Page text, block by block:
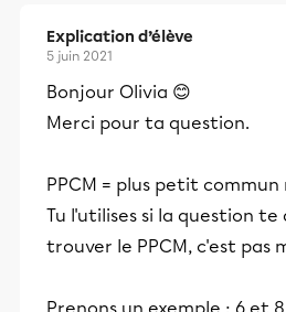
Explication d’élève
5 juin 2021
Bonjour Olivia 😊
Merci pour ta question.
PPCM = plus petit
Tu l'utilises si la question te
trouver le PPCM, c'est pas